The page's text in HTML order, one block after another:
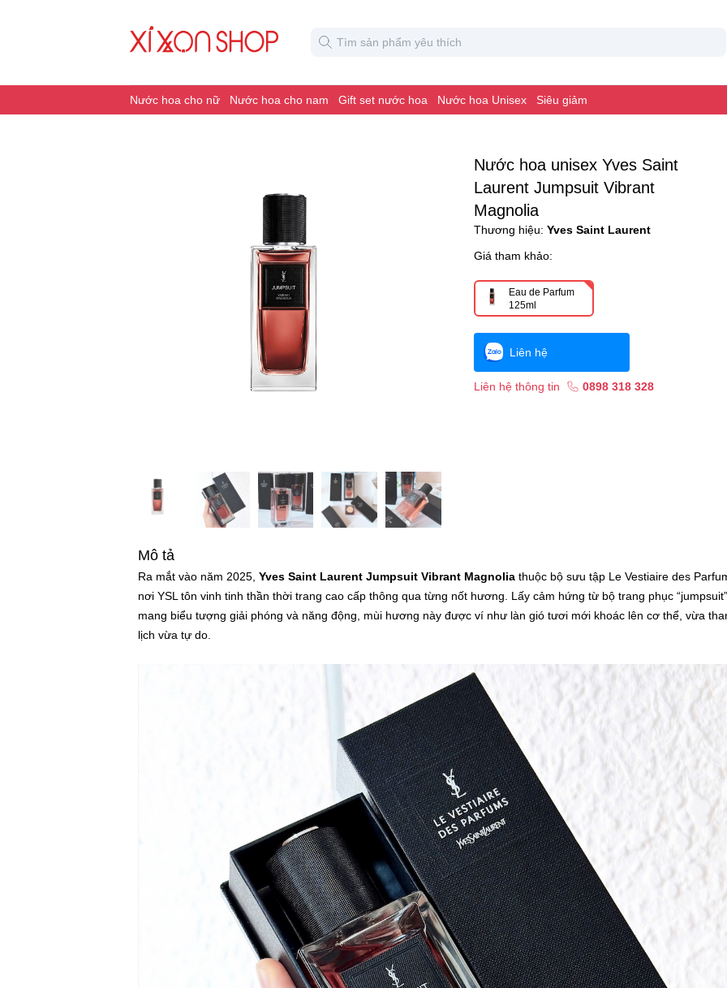
Nước hoa cho nữ Nước hoa cho nam Gift set nước hoa Nước hoa Unisex Siêu giảm
Nước hoa unisex Yves Saint
Laurent Jumpsuit Vibrant
Magnolia
Thương hiệu: Yves Saint Laurent
Giá tham khảo:
Eau de Parfum
125ml
Liên hệ
Liên hệ thông tin 0898 318 328
Mô tả
Ra mắt vào năm 2025, Yves Saint Laurent Jumpsuit Vibrant Magnolia thuộc bộ sưu tập Le Vestiaire des
nơi YSL tôn vinh tinh thần thời trang cao cấp thông qua từng nốt hương. Lấy cảm hứng từ bộ trang phục “jumpsuit”
mang biểu tượng giải phóng và năng động, mùi hương này được ví như làn gió tươi mới khoác lên cơ thể, vừa
lịch vừa tự do.